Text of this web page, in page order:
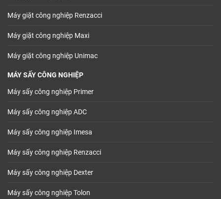
Máy giặt công nghiệp Renzacci
Máy giặt công nghiệp Maxi
Máy giặt công nghiệp Unimac
MÁY SẤY CÔNG NGHIỆP
Máy sấy công nghiệp Primer
Máy sấy công nghiệp ADC
Máy sấy công nghiệp Imesa
Máy sấy công nghiệp Renzacci
Máy sấy công nghiệp Dexter
Máy sấy công nghiệp Tolon